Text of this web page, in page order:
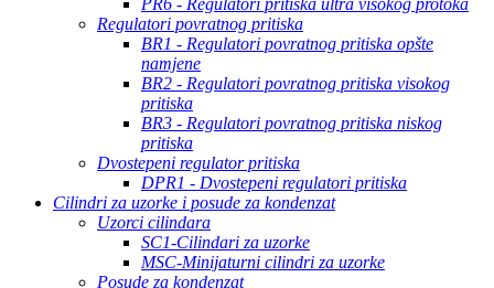
PR6 - Regulatori pritiska ultra visokog protoka
Regulatori povratnog pritiska
BR1 - Regulatori povratnog pritiska opšte
namjene
BR2 - Regulatori povratnog pritiska visokog
pritiska
BR3 - Regulatori povratnog pritiska niskog
pritiska
Dvostepeni regulator pritiska
DPR1 - Dvostepeni regulatori pritiska
Cilindri za uzorke i posude za kondenzat
Uzorci cilindara
SC1-Cilindari za uzorke
MSC-Minijaturni cilindri za uzorke
Posude za kondenzat